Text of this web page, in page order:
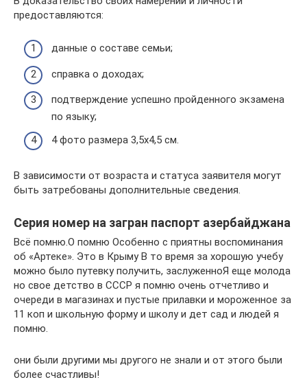
предоставляются:
данные о составе семьи;
справка о доходах;
подтверждение успешно пройденного экзамена
по языку;
4 фото размера 3,5х4,5 см.
В зависимости от возраста и статуса заявителя могут
быть затребованы дополнительные сведения.
Серия номер на загран паспорт азербайджана
Всё помню.О помню Особенно с приятны воспоминания
об «Артеке». Это в Крыму В то время за хорошую учебу
можно было путевку получить, заслуженноЯ еще молода
но свое детство в СССР я помню очень отчетливо и
очереди в магазинах и пустые прилавки и мороженное за
11 коп и школьную форму и школу и дет сад и людей я
помню.
они были другими мы другого не знали и от этого были
более счастливы!